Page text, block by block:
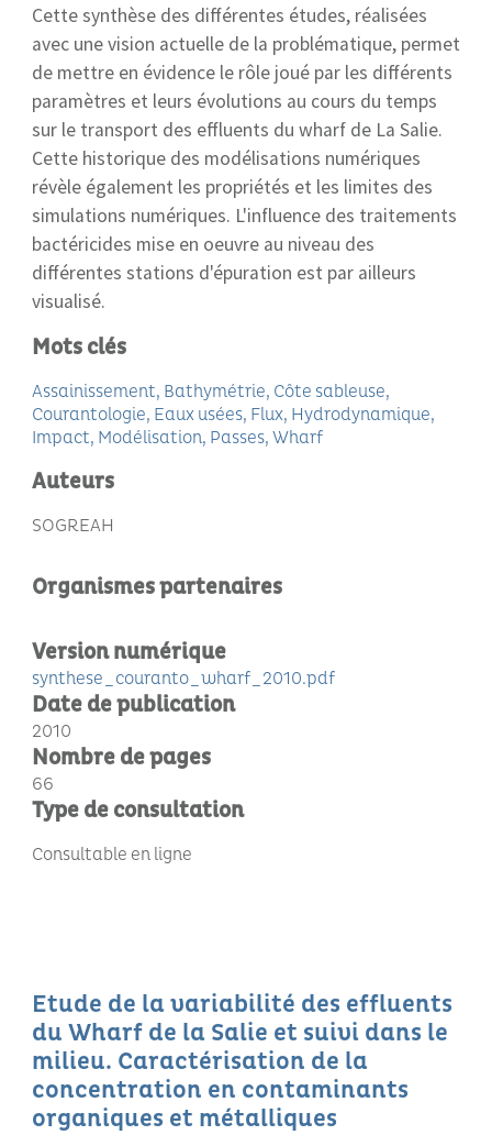
Cette synthèse des différentes études, réalisées
avec une vision actuelle de la problématique, permet
de mettre en évidence le rôle joué par les différents
paramètres et leurs évolutions au cours du temps
sur le transport des effluents du wharf de La Salie.
Cette historique des modélisations numériques
révèle également les propriétés et les limites des
simulations numériques. L'influence des traitements
bactéricides mise en oeuvre au niveau des
différentes stations d'épuration est par ailleurs
visualisé.
Mots clés
Assainissement Bathymétrie Côte sableuse
Courantologie Eaux usées Flux Hydrodynamique
Impact Modélisation Passes Wharf
Auteurs
SOGREAH
Organismes partenaires
Version numérique
synthese_couranto_wharf_2010.pdf
Date de publication
2010
Nombre de pages
66
Type de consultation
Consultable en ligne
Etude de la variabilité des effluents
du Wharf de la Salie et suivi dans le
milieu. Caractérisation de la
concentration en contaminants
organiques et métalliques